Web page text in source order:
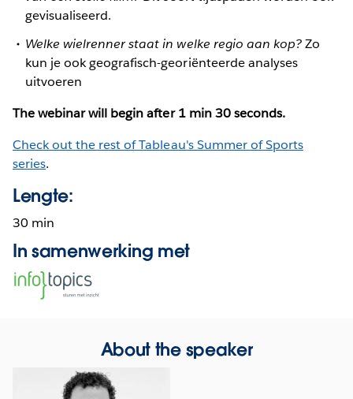
gevisualiseerd.
Welke wielrenner staat in welke regio aan kop?Zo
kun je ook geografisch-georiënteerde analyses
uitvoeren
The webinar will begin after 1 min 30 seconds.
Check out the rest of Tableau's Summer of Sports
series.
Lengte:
30 min
In samenwerking met
Opens
About the speaker